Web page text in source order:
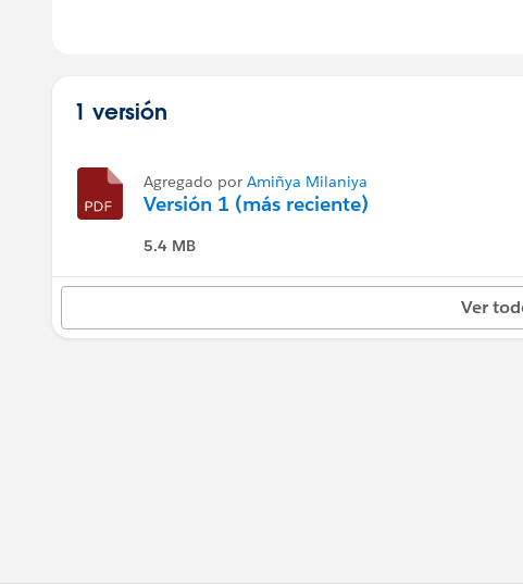
1 versión
Agregado por Amiñya Milaniya
Versión 1 (más reciente)
5.4 MB
Ver